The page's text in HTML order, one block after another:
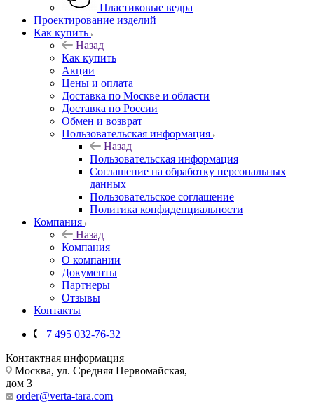
Пластиковые ведра
Проектирование изделий
Как купить
Назад
Как купить
Акции
Цены и оплата
Доставка по Москве и области
Доставка по России
Обмен и возврат
Пользовательская информация
Назад
Пользовательская информация
Соглашение на обработку персональных
данных
Пользовательское соглашение
Политика конфиденциальности
Компания
Назад
Компания
О компании
Документы
Партнеры
Отзывы
Контакты
+7 495 032-76-32
Контактная информация
Москва, ул. Средняя Первомайская,
дом 3
order@verta-tara.com